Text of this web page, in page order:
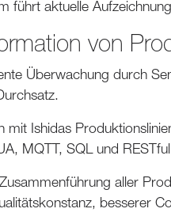
führt aktuelle
von
Überwachung durch
mit Ishidas
MQTT, SQL und
aller
besserer